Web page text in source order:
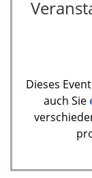
Dieses
auch Sie